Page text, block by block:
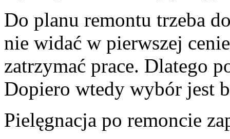
Do planu remontu trzeba
nie widać w pierwszej
zatrzymać prace. Dlatego
Dopiero wtedy wybór jest
Pielęgnacja po remoncie